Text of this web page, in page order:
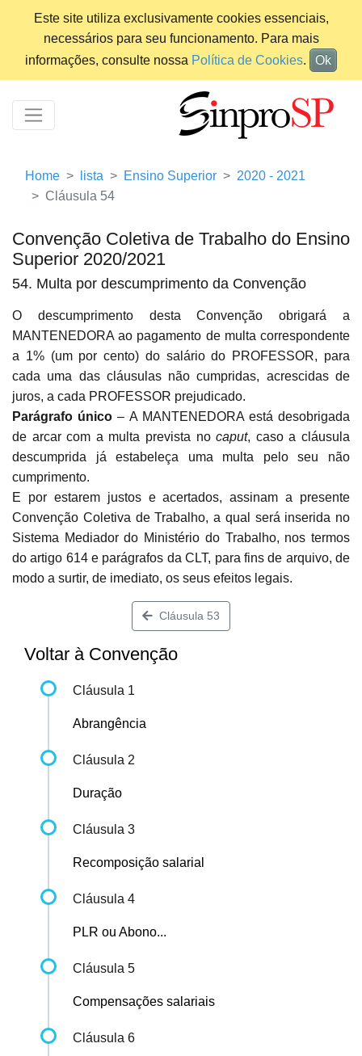
Este site utiliza exclusivamente cookies essenciais,
necessários para seu funcionamento. Para mais
informações, consulte nossa Política de Cookies. Ok
Home lista Ensino Superior
2020 - 2021
Cláusula 54
Convenção Coletiva de Trabalho do Ensino
Superior 2020/2021
54. Multa por descumprimento da Convenção
O descumprimento desta Convenção obrigará a
MANTENEDORA ao pagamento de multa correspondente
a 1% (um por cento) do salário do PROFESSOR, para
cada uma das cláusulas não cumpridas, acrescidas de
juros, a cada PROFESSOR prejudicado.
Parágrafo único – A MANTENEDORA está desobrigada
de arcar com a multa prevista nocaput, caso a cláusula
descumprida já estabeleça uma multa pelo seu não
cumprimento.
E por estarem justos e acertados, assinam a presente
Convenção Coletiva de Trabalho, a qual será inserida no
Sistema Mediador do Ministério do Trabalho, nos termos
do artigo 614 e parágrafos da CLT, para fins de arquivo, de
modo a surtir, de imediato, os seus efeitos legais.
Cláusula 53
Voltar à Convenção
Cláusula 1
Abrangência
Cláusula 2
Duração
Cláusula 3
Recomposição salarial
Cláusula 4
PLR ou Abono...
Cláusula 5
Compensações salariais
Cláusula 6